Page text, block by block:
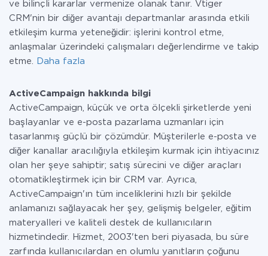
ve bilinçli kararlar vermenize olanak tanır. Vtiger
CRM'nin bir diğer avantajı departmanlar arasında etkili
etkileşim kurma yeteneğidir: işlerini kontrol etme,
anlaşmalar üzerindeki çalışmaları değerlendirme ve takip
etme.
Daha fazla
ActiveCampaign hakkında bilgi
ActiveCampaign, küçük ve orta ölçekli şirketlerde yeni
başlayanlar ve e-posta pazarlama uzmanları için
tasarlanmış güçlü bir çözümdür. Müşterilerle e-posta ve
diğer kanallar aracılığıyla etkileşim kurmak için ihtiyacınız
olan her şeye sahiptir; satış sürecini ve diğer araçları
otomatikleştirmek için bir CRM var. Ayrıca,
ActiveCampaign'ın tüm inceliklerini hızlı bir şekilde
anlamanızı sağlayacak her şey, gelişmiş belgeler, eğitim
materyalleri ve kaliteli destek de kullanıcıların
hizmetindedir. Hizmet, 2003'ten beri piyasada, bu süre
zarfında kullanıcılardan en olumlu yanıtların çoğunu